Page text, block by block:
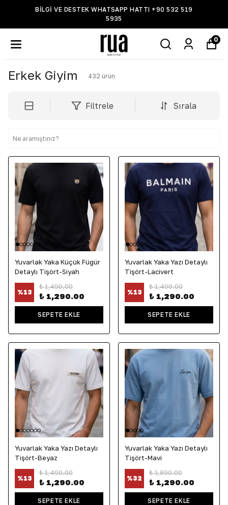
BİLGİ VE DESTEK WHATSAPP HATTI +90 532 519
5935
0
Erkek Giyim 432 ürün
Filtrele Sırala
Yuvarlak Yaka Küçük Fügür
Detaylı Tişört-Siyah
%13
₺ 1,490.00
₺ 1,290.00
SEPETE EKLE
Yuvarlak Yaka Yazı Detaylı
Tişört-Lacivert
%13
₺ 1,490.00
₺ 1,290.00
SEPETE EKLE
Yuvarlak Yaka Yazı Detaylı
Tişört-Beyaz
%13
₺ 1,490.00
₺ 1,290.00
SEPETE EKLE
Yuvarlak Yaka Yazı Detaylı
Tişört-Mavi
%32
₺ 1,890.00
₺ 1,290.00
SEPETE EKLE